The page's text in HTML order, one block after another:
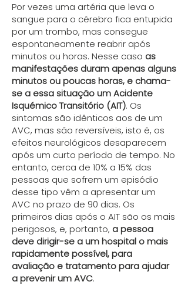
Por vezes uma artéria que leva o
sangue para o cérebro fica entupida
por um trombo, mas consegue
espontaneamente reabrir após
minutos ou horas. Nesse caso as
manifestações duram apenas alguns
minutos ou poucas horas, e chama-
se a essa situação um Acidente
Isquémico Transitório (AIT). Os
sintomas são idênticos aos de um
AVC, mas são reversíveis, isto é, os
efeitos neurológicos desaparecem
após um curto período de tempo. No
entanto, cerca de 10% a 15% das
pessoas que sofrem um episódio
desse tipo vêm a apresentar um
AVC no prazo de 90 dias. Os
primeiros dias após o AIT são os mais
perigosos, e, portanto, a pessoa
deve dirigir-se a um hospital o mais
rapidamente possível, para
avaliação e tratamento para ajudar
a prevenir um AVC.